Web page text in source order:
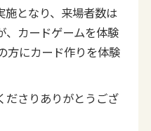
施となり、来場者数は
、カードゲームを体験
方にカード作りを体験
さりありがとうござ